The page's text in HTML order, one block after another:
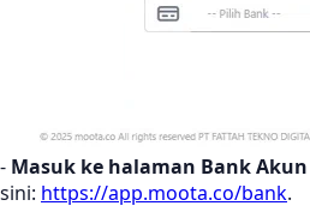
- Masuk ke halaman Bank Akun
sini: https://app.moota.co/bank.